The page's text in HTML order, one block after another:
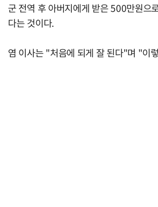
군 전역 후 아버지에게 받은 500만원으
다는 것이다.
염 이사는 "처음에 되게 잘 된다"며 "이